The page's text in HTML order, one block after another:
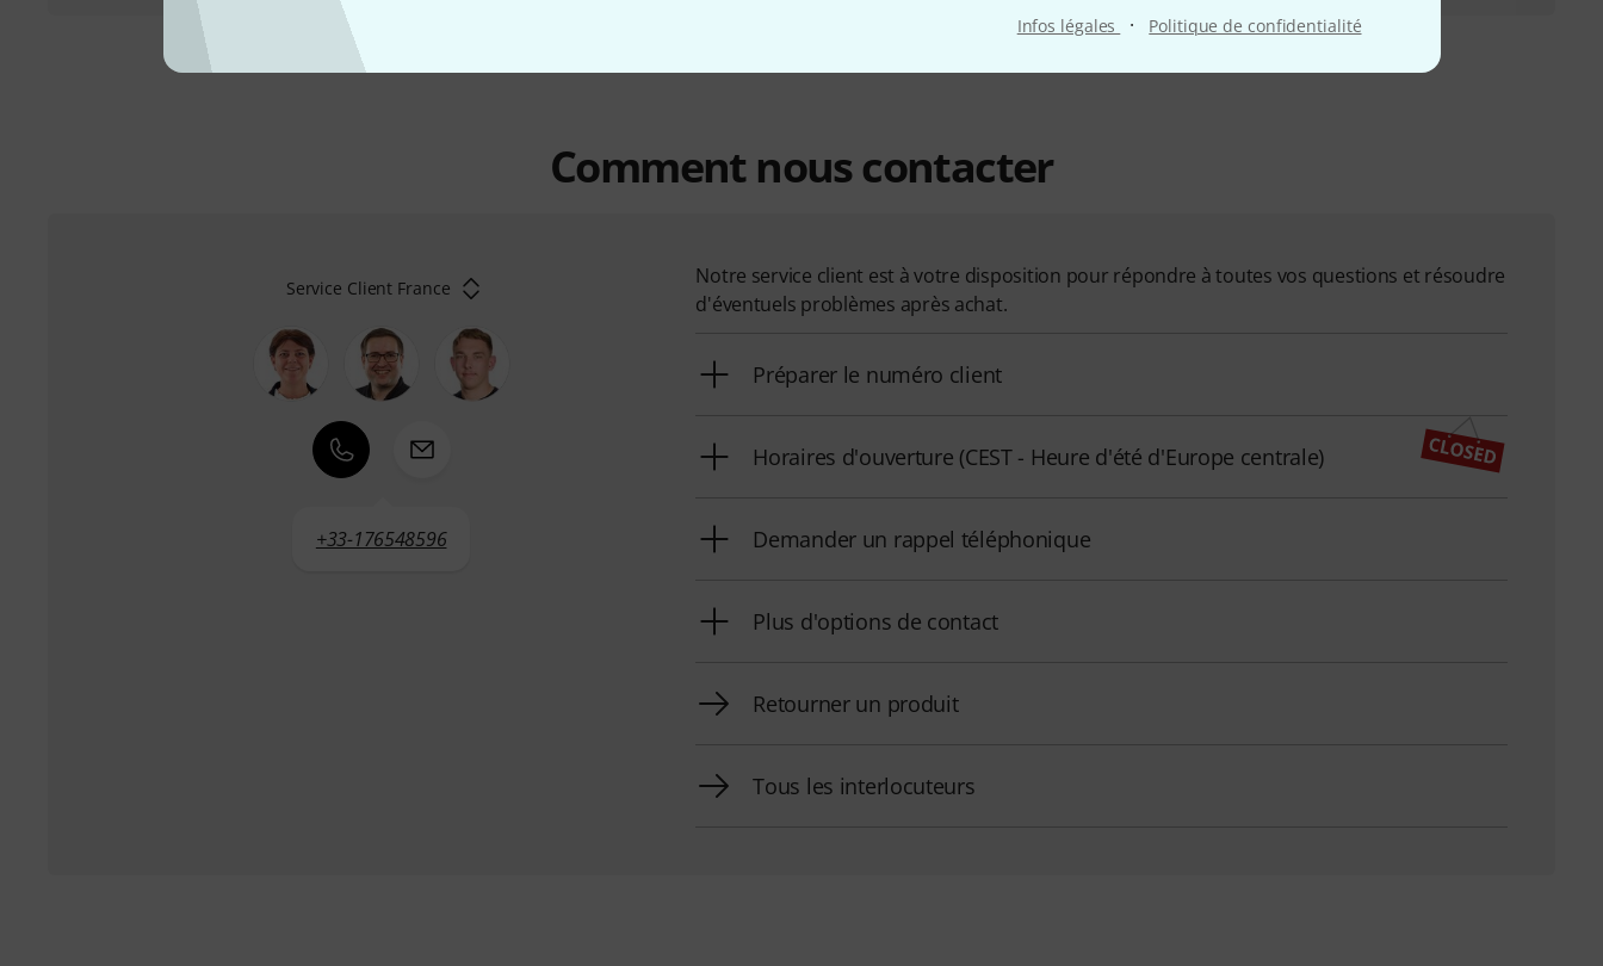
Infos légales · Politique de confidentialité
Comment nous contacter
Service Client France
+33-176548596
Notre service client est à votre disposition pour répondre à toutes vos questions et résoudre
d'éventuels problèmes après achat.
Préparer le numéro client
Horaires d'ouverture (CEST - Heure d'été d'Europe centrale)
Demander un rappel téléphonique
Plus d'options de contact
Retourner un produit
Tous les interlocuteurs